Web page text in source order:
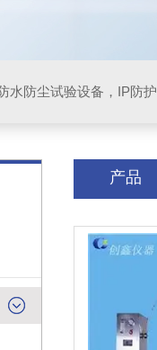
产品